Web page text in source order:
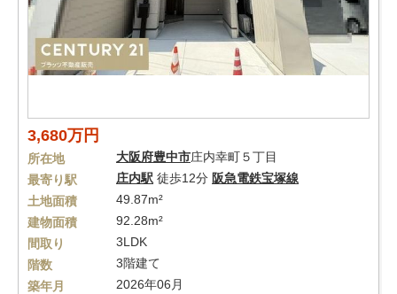
3,680万円
所在地 大阪府豊中市庄内幸町５丁目
最寄り駅
庄内駅 徒歩12分 阪急電鉄宝塚線
土地面積
49.87m²
建物面積
92.28m²
間取り
3LDK
階数
3階建て
築年月
2026年06月